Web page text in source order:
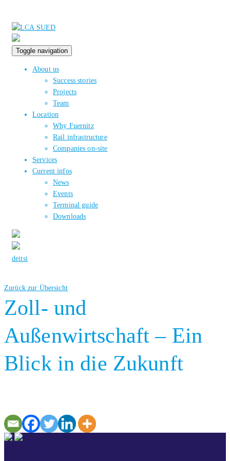
Toggle navigation
About us
Success stories
Projects
Team
Location
Why Fuernitz
Rail infrastructure
Companies on-site
Services
Current infos
News
Events
Terminal guide
Downloads
deitsi
Zurück zur Übersicht
Zoll- und
Außenwirtschaft – Ein
Blick in die Zukunft